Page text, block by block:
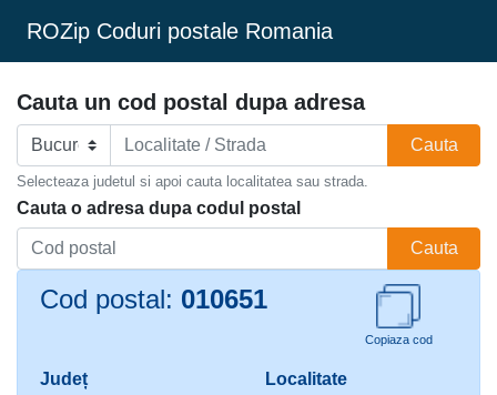
ROZip Coduri postale Romania
Cauta un cod postal dupa adresa
Cauta
Selecteaza judetul si apoi cauta localitatea sau strada.
Cauta o adresa dupa codul postal
Cauta
Cod postal: 010651
Copiaza cod
Județ
Localitate